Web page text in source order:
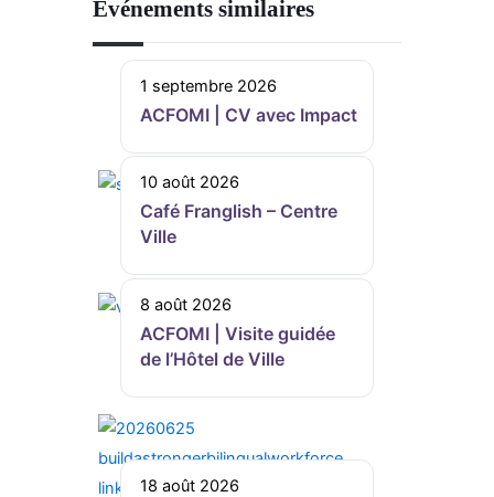
Événements similaires
1 septembre 2026
ACFOMI | CV avec Impact
10 août 2026
Café Franglish – Centre
Ville
8 août 2026
ACFOMI | Visite guidée
de l’Hôtel de Ville
18 août 2026